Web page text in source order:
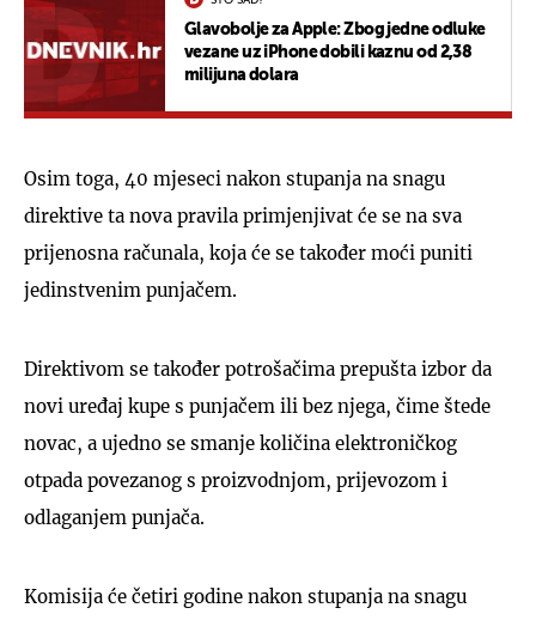
Glavobolje za Apple: Zbog jedne odluke
vezane uz iPhone dobili kaznu od 2,38
milijuna dolara
Osim toga, 40 mjeseci nakon stupanja na snagu
direktive ta nova pravila primjenjivat će se na sva
prijenosna računala, koja će se također moći puniti
jedinstvenim punjačem.
Direktivom se također potrošačima prepušta izbor da
novi uređaj kupe s punjačem ili bez njega, čime štede
novac, a ujedno se smanje količina elektroničkog
otpada povezanog s proizvodnjom, prijevozom i
odlaganjem punjača.
Komisija će četiri godine nakon stupanja na snagu